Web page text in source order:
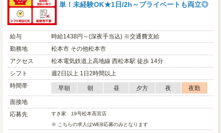
単！未経験OK★1日/2h～プライベートも両立◎
給与
時給1438円～(深夜手当込) ※交通費支給
勤務地
松本市 その他松本市
アクセス
松本電気鉄道上高地線 西松本駅 徒歩 14分
シフト
週2日以上 1日2時間以上
時間帯
早朝 朝 昼 夕方 夜
夜勤
面接地
応募先
すき家 19号松本高宮店
※ こちらの求人はWEB応募のみとなります